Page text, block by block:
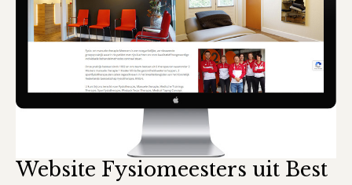
Website Fysiomeesters uit Best